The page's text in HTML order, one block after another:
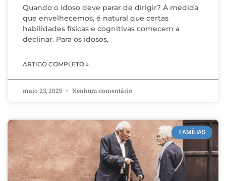
Quando o idoso deve parar de dirigir? À medida
que envelhecemos, é natural que certas
habilidades físicas e cognitivas comecem a
declinar. Para os idosos,
ARTIGO COMPLETO »
maio 23, 2025 Nenhum comentário
FAMÍLIAS